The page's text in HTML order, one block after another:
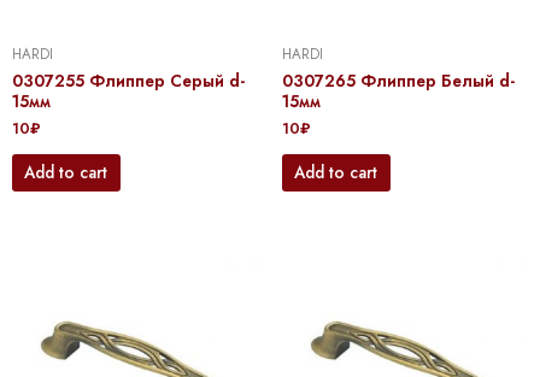
HARDI
0307255 Флиппер Серый d-
15мм
10₽
Add to cart
HARDI
0307265 Флиппер Белый d-
15мм
10₽
Add to cart